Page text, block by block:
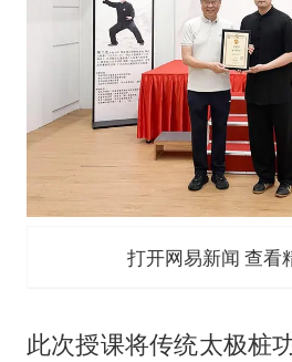
打开网易新闻 查看
此次授课将传统太极桩